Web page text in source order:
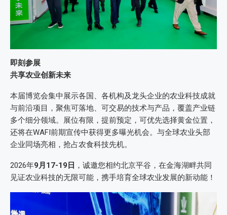
即刻参展
共享农业创新未来
本届博览会集中展示各国、各机构及龙头企业的农业科技成就
与前沿项目，聚焦可落地、可交易的技术与产品，覆盖产业链
多个细分领域。展位有限，提前预定，可优先选择黄金位置，
还将在WAFI前期宣传中获得更多曝光机会。与全球农业头部
企业同场亮相，抢占农食科技先机。
2026年9月17-19日 ，诚邀您相约北京平谷，在金海湖畔共同
见证农业科技的无限可能，携手培育全球农业发展的新动能！